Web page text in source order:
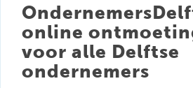
online
voor alle Delftse
ondernemers